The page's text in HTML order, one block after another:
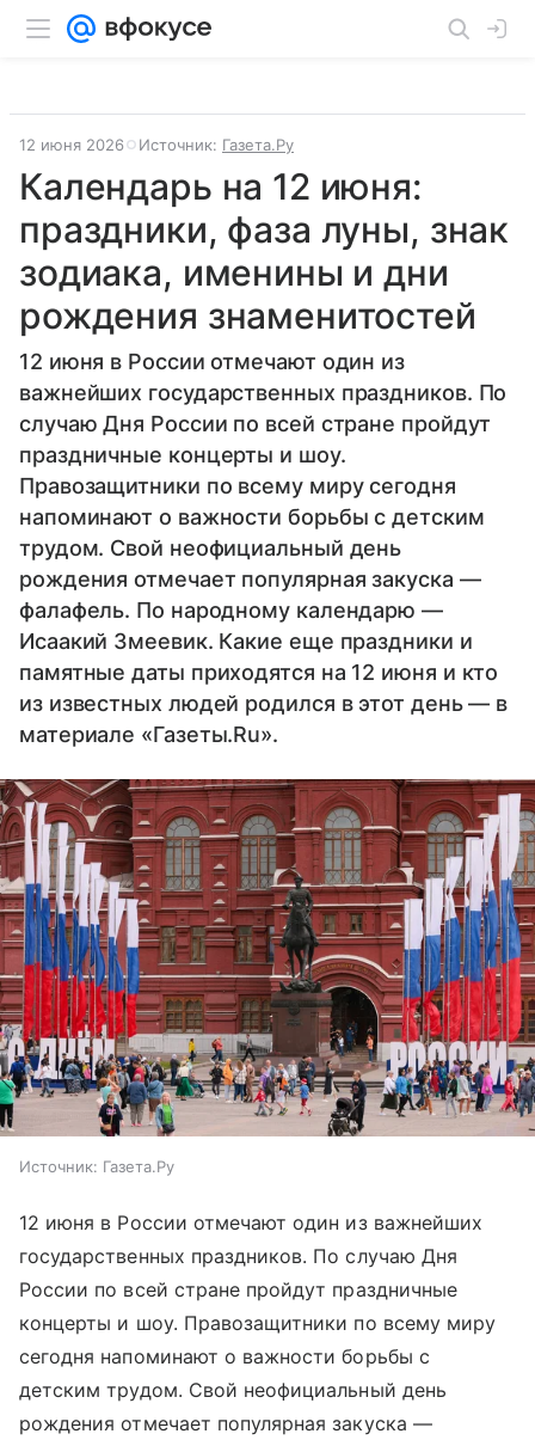
12 июня 2026 Источник: Газета.Ру
Календарь на 12 июня:
праздники, фаза луны, знак
зодиака, именины и дни
рождения знаменитостей
12 июня в России отмечают один из
важнейших государственных праздников. По
случаю Дня России по всей стране пройдут
праздничные концерты и шоу.
Правозащитники по всему миру сегодня
напоминают о важности борьбы с детским
трудом. Свой неофициальный день
рождения отмечает популярная закуска —
фалафель. По народному календарю —
Исаакий Змеевик. Какие еще праздники и
памятные даты приходятся на 12 июня и кто
из известных людей родился в этот день — в
материале «Газеты.Ru».
Источник: Газета.Ру
12 июня в России отмечают один из важнейших
государственных праздников. По случаю Дня
России по всей стране пройдут праздничные
концерты и шоу. Правозащитники по всему миру
сегодня напоминают о важности борьбы с
детским трудом. Свой неофициальный день
рождения отмечает популярная закуска —